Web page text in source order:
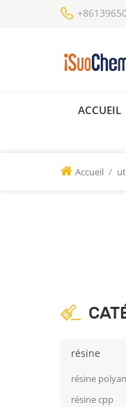
ACCUEIL
Accueil /
résine
résine
résine cpp